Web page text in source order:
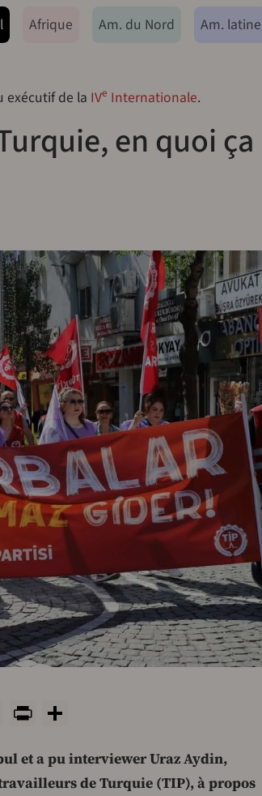
Afrique Am. du Nord Am. latine
exécutif de la IVe Internationale.
en quoi ça
PrintPrintFriendly
et a pu interviewer Uraz Aydin,
de Turquie (TIP), à propos